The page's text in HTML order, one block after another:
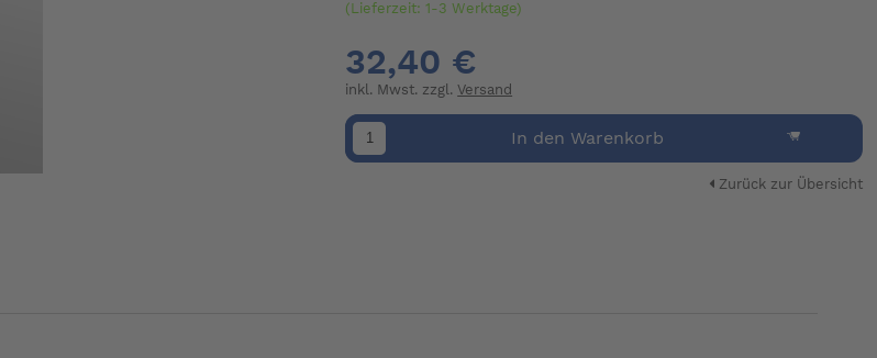
(Lieferzeit: 1-3 Werktage)
32,40 €
inkl. Mwst. zzgl.Versand
In den Warenkorb
Zurück zur Übersicht